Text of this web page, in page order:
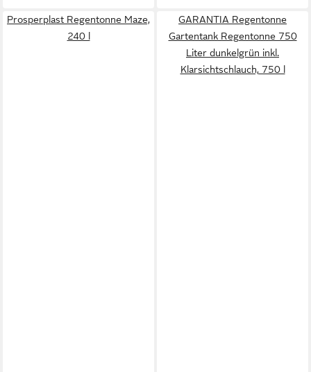
Prosperplast Regentonne Maze,
240 l
GARANTIA Regentonne
Gartentank Regentonne 750
Liter dunkelgrün inkl.
Klarsichtschlauch, 750 l